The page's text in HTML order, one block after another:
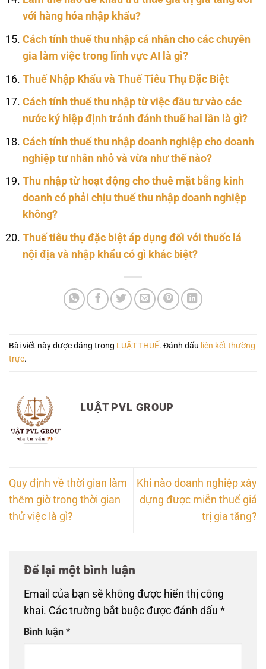
với hàng hóa nhập khẩu?
Cách tính thuế thu nhập cá nhân cho các chuyên
gia làm việc trong lĩnh vực AI là gì?
Thuế Nhập Khẩu và Thuế Tiêu Thụ Đặc Biệt
Cách tính thuế thu nhập từ việc đầu tư vào các
nước ký hiệp định tránh đánh thuế hai lần là gì?
Cách tính thuế thu nhập doanh nghiệp cho doanh
nghiệp tư nhân nhỏ và vừa như thế nào?
Thu nhập từ hoạt động cho thuê mặt bằng kinh
doanh có phải chịu thuế thu nhập doanh nghiệp
không?
Thuế tiêu thụ đặc biệt áp dụng đối với thuốc lá
nội địa và nhập khẩu có gì khác biệt?
Bài viết này được đăng trong LUẬT THUẾ. Đánh dấu liên kết thường
trực.
LUẬT PVL GROUP
Quy định về thời gian làm
thêm giờ trong thời gian
thử việc là gì?
Khi nào doanh nghiệp xây
dựng được miễn thuế giá
trị gia tăng?
Để lại một bình luận
Email của bạn sẽ không được hiển thị công
khai. Các trường bắt buộc được đánh dấu *
Bình luận *